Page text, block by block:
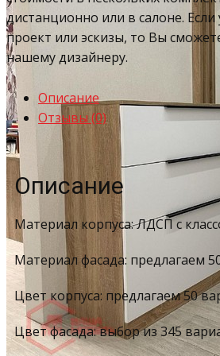
дистанционно или в салоне. Если
проект или эскизы, то Вы
нашему дизайнеру.
Описание
Отзывы (0)
Описание
Материал корпуса: ЛДСП с
Материал фасада: предлагаем
Цвет корпуса: предлагаем 50
Цвет фасада: выбор из 345